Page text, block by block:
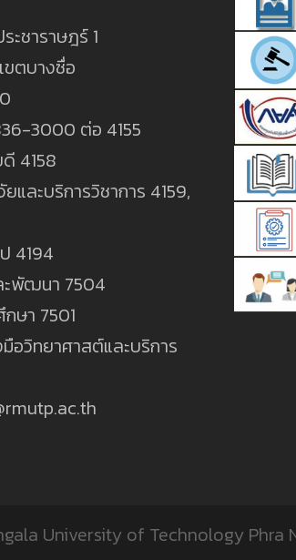
ะชาราษฎร์ 1
ขตบางซื่อ
3000 ต่อ 4155
4158
และบริการวิชาการ 4159,
4194
ะพัฒนา 7504
ษา 7501
อวิทยาศาสต์และบริการ
University of Technology Phra